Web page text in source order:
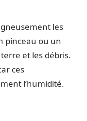
les
pinceau ou un
et les débris.
ces
l’humidité.